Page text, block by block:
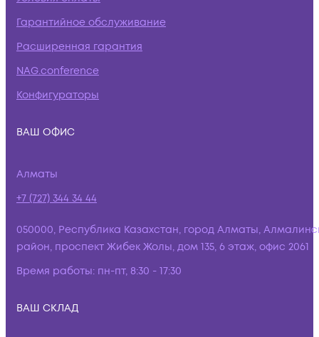
Гарантийное обслуживание
Расширенная гарантия
NAG.conference
Конфигураторы
ВАШ ОФИС
Алматы
+7 (727) 344 34 44
050000, Республика Казахстан, город Алматы,
район, проспект Жибек Жолы, дом 135, 6 этаж, офис 2061
Время работы: пн-пт, 8:30 - 17:30
ВАШ СКЛАД